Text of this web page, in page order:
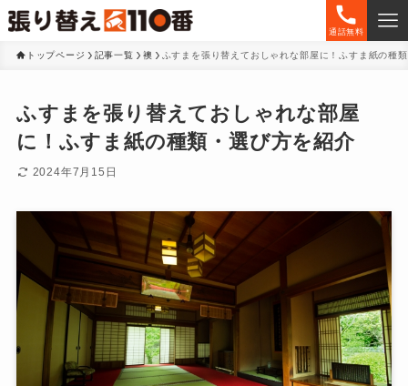
通話無料
トップページ 記事一覧 襖 ふすまを張り替えておしゃれな部屋に！ふすま紙の種
ふすまを張り替えておしゃれな部屋
に！ふすま紙の種類・選び方を紹介
2024年7月15日